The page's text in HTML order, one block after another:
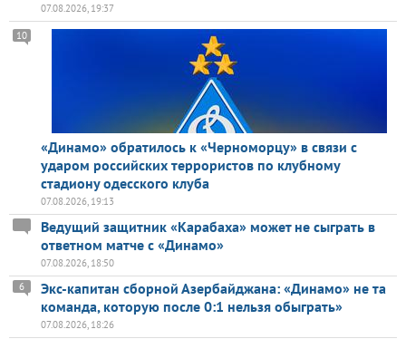
07.08.2026, 19:37
«Динамо» обратилось к «Черноморцу» в связи с
ударом российских террористов по клубному
стадиону одесского клуба
10
07.08.2026, 19:13
Ведущий защитник «Карабаха» может не сыграть в
ответном матче с «Динамо»
07.08.2026, 18:50
Экс-капитан сборной Азербайджана: «Динамо» не та
команда, которую после 0:1 нельзя обыграть»
6
07.08.2026, 18:26